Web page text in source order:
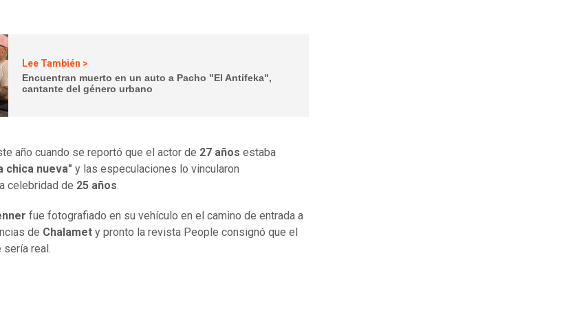
Lee También >
Encuentran muerto en un auto a Pacho "El Antifeka",
cantante del género urbano
año cuando se reportó que el actor de 27 años estaba
chica nueva" y las especulaciones lo vincularon
celebridad de 25 años.
fue fotografiado en su vehículo en el camino de entrada a
de Chalamet y pronto la revista People consignó que el
sería real.